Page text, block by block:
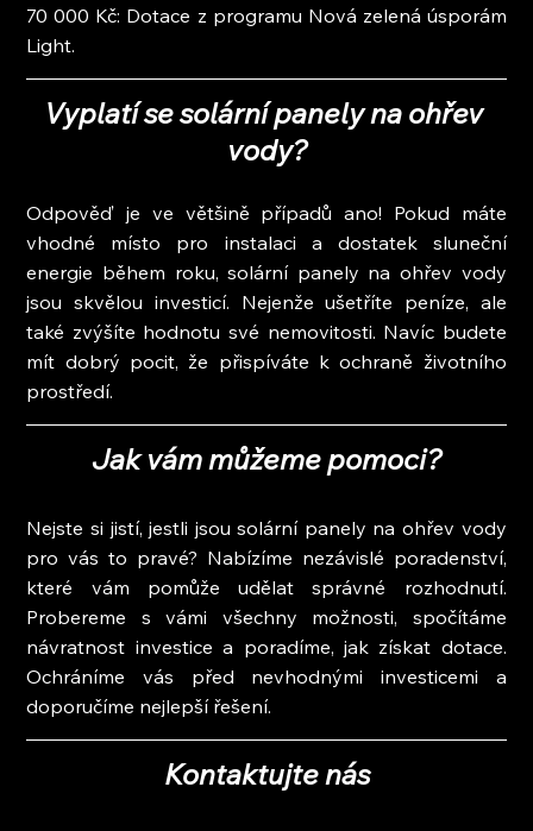
70 000 Kč: Dotace z programu Nová zelená úsporám
Light.
Vyplatí se solární panely na ohřev
vody?
Odpověď je ve většině případů ano! Pokud máte
vhodné místo pro instalaci a dostatek sluneční
energie během roku, solární panely na ohřev vody
jsou skvělou investicí. Nejenže ušetříte peníze, ale
také zvýšíte hodnotu své nemovitosti. Navíc budete
mít dobrý pocit, že přispíváte k ochraně životního
prostředí.
Jak vám můžeme pomoci?
Nejste si jistí, jestli jsou solární panely na ohřev vody
pro vás to pravé? Nabízíme nezávislé poradenství,
které vám pomůže udělat správné rozhodnutí.
Probereme s vámi všechny možnosti, spočítáme
návratnost investice a poradíme, jak získat dotace.
Ochráníme vás před nevhodnými investicemi a
doporučíme nejlepší řešení.
Kontaktujte nás